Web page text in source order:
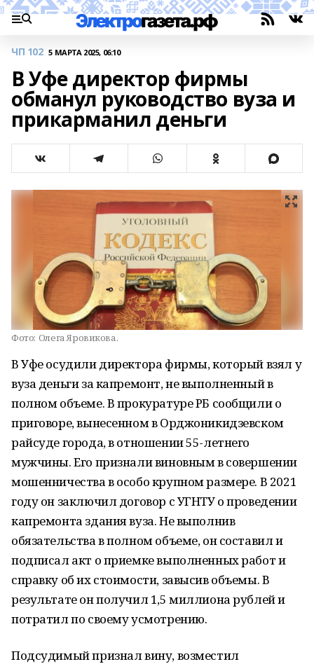
ЧП 102 5 МАРТА 2025, 06:10
В Уфе директор фирмы
обманул руководство вуза и
прикарманил деньги
Фото: Олега Яровикова.
В Уфе осудили директора фирмы, который взял у
вуза деньги за капремонт, не выполненный в
полном объеме. В прокуратуре РБ сообщили о
приговоре, вынесенном в Орджоникидзевском
райсуде города, в отношении 55-летнего
мужчины. Его признали виновным в совершении
мошенничества в особо крупном размере. В 2021
году он заключил договор с УГНТУ о проведении
капремонта здания вуза. Не выполнив
обязательства в полном объеме, он составил и
подписал акт о приемке выполненных работ и
справку об их стоимости, завысив объемы. В
результате он получил 1,5 миллиона рублей и
потратил по своему усмотрению.
Подсудимый признал вину, возместил